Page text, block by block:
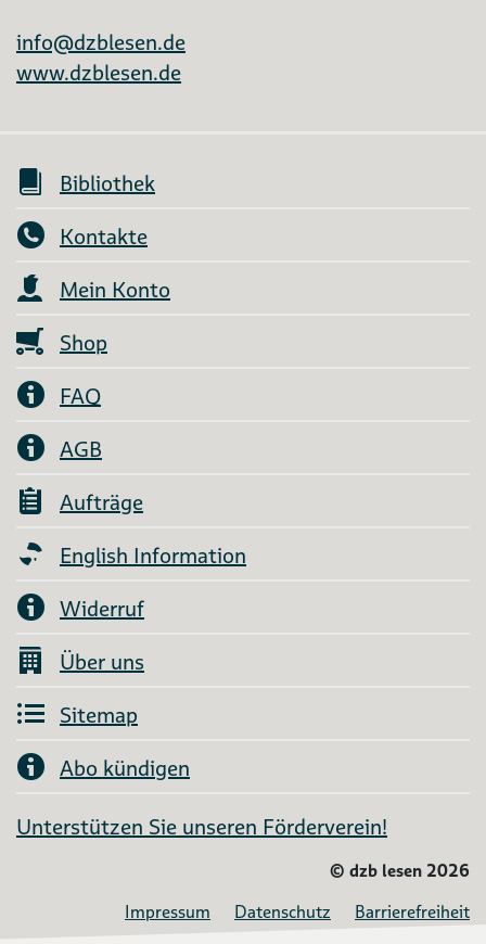
info@dzblesen.de
www.dzblesen.de
Bibliothek
Kontakte
Mein Konto
Shop
FAQ
AGB
Aufträge
English Information
Widerruf
Über uns
Sitemap
Abo kündigen
Unterstützen Sie unseren Förderverein!
© dzb lesen 2026
Impressum
Datenschutz Barrierefreiheit